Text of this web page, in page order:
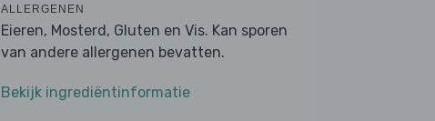
ALLERGENEN
Eieren, Mosterd, Gluten en Vis. Kan sporen
van andere allergenen bevatten.
Bekijk ingrediëntinformatie